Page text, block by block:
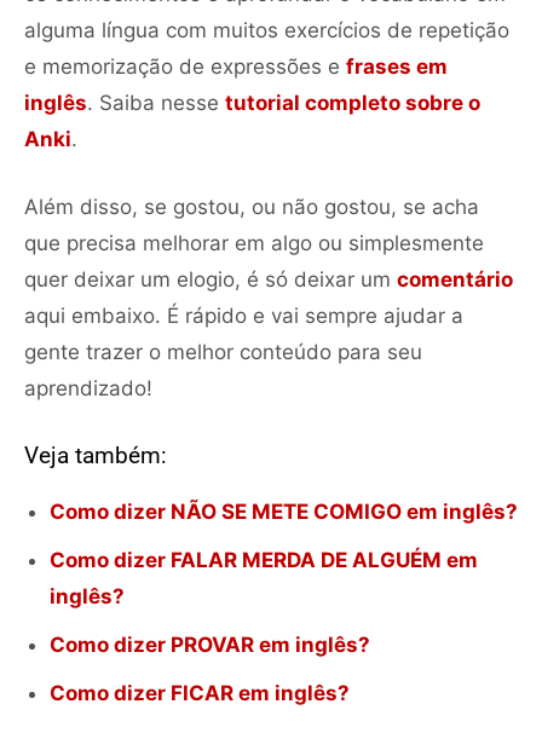
alguma língua com muitos exercícios de repetição
e memorização de expressões e frases em
inglês. Saiba nesse tutorial completo sobre o
Anki.
Além disso, se gostou, ou não gostou, se acha
que precisa melhorar em algo ou simplesmente
quer deixar um elogio, é só deixar um comentário
aqui embaixo. É rápido e vai sempre ajudar a
gente trazer o melhor conteúdo para seu
aprendizado!
Veja também:
Como dizer NÃO SE METE COMIGO em inglês?
Como dizer FALAR MERDA DE ALGUÉM em
inglês?
Como dizer PROVAR em inglês?
Como dizer FICAR em inglês?